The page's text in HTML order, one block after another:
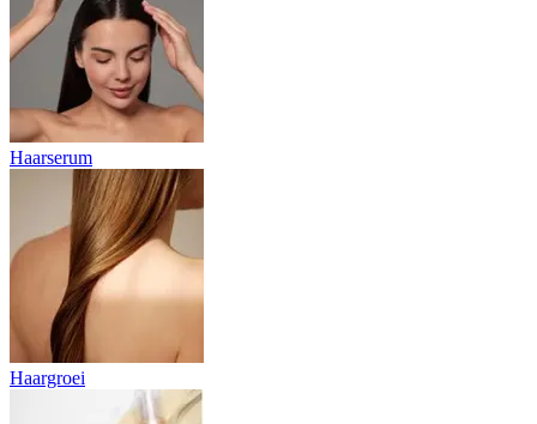
Haarserum
Haargroei